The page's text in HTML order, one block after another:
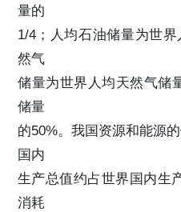
量的
1/4；人均石油储量为世
然气
储量为世界人均天然气储
储量
的50%。我国资源和能源
国内
生产总值约占世界国内生
消耗